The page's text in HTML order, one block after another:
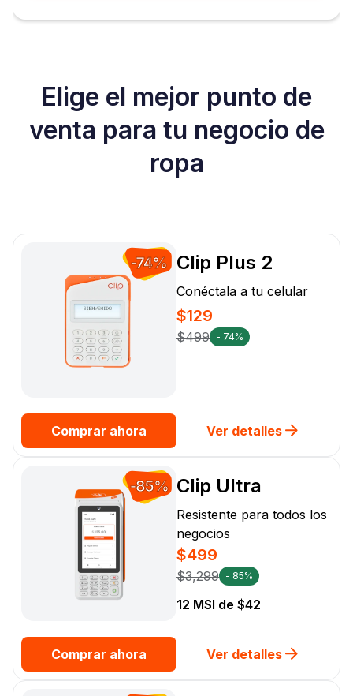
Elige el mejor punto de
venta para tu negocio de
ropa
-74% Clip Plus 2
Conéctala a tu celular
$129
$499 - 74%
Comprar ahora Ver detalles
-85% Clip Ultra
Resistente para todos los
negocios
$499
$3,299 - 85%
12 MSI de $42
Comprar ahora Ver detalles